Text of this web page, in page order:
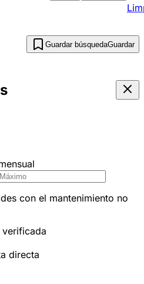
Guardar búsquedaGuardar
con el mantenimiento no
verificada
directa